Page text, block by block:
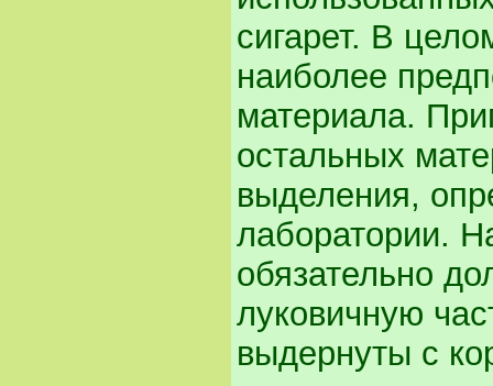
сигарет. В
наиболее
материала.
остальных
выделения,
лаборатории.
обязательно
луковичную
выдернуты с